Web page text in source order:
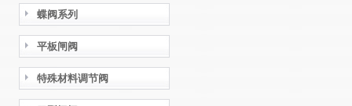
蝶阀系列
平板闸阀
特殊材料调节阀